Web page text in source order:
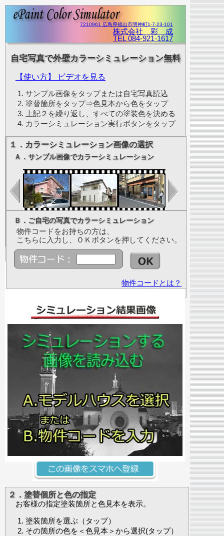
7210961 広島県福山市明神町1-7-23-101
株式会社 彩 成
TEL 084-921-1617
自宅写真で外壁カラーシミュレーション無料
【使い方】 ビデオを見る
サンプル画像をタップまたは自宅写真読込
塗替箇所をタップ⇒色見本から色をタップ
上記２を繰り返し、すべての塗装色を決める
カラーシミュレーション実行ボタンをタップ
１．カラーシミュレーション画像の選択
Ａ．サンプル画像でカラーシミュレーション
Ｂ．ご自宅の写真でカラーシミュレーション
物件コードをお持ちの方は、
こちらに入力し、ＯＫボタンを押してください。
物件コードとは？
２．塗替個所と色の指定
お客様の指定塗装箇所と色見本を表示。
塗装箇所を選ぶ（タップ）
その箇所の色を＜色見本＞から選択(タップ）